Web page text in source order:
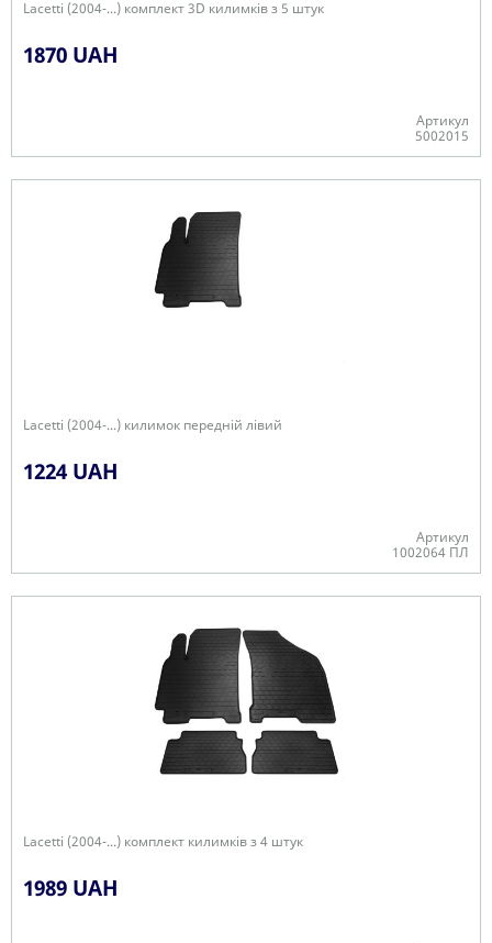
Lacetti (2004-...) комплект 3D килимків з 5 штук
1870 UAH
Артикул
5002015
Lacetti (2004-...) килимок передній лівий
1224 UAH
Артикул
1002064 ПЛ
Lacetti (2004-...) комплект килимків з 4 штук
1989 UAH